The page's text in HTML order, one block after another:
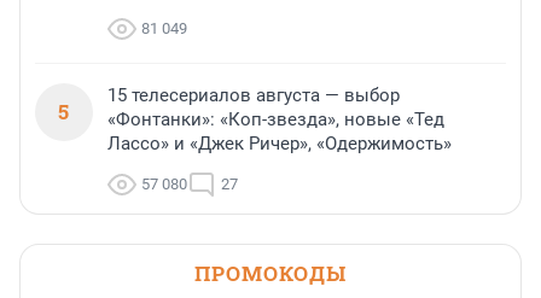
81 049
5
15 телесериалов августа — выбор
«Фонтанки»: «Коп-звезда», новые «Тед
Лассо» и «Джек Ричер», «Одержимость»
57 080 27
ПРОМОКОДЫ